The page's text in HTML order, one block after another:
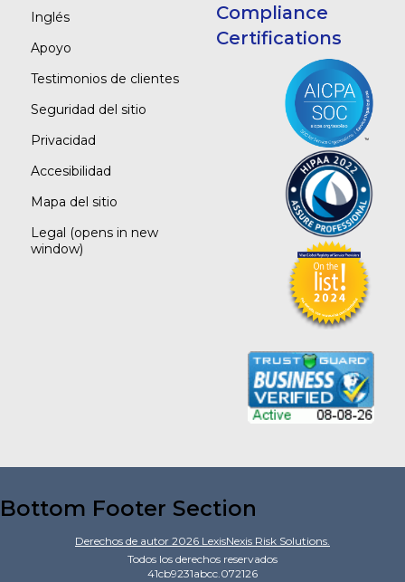
Inglés
Apoyo
Testimonios de clientes
Seguridad del sitio
Privacidad
Accesibilidad
Mapa del sitio
Legal (opens in new
window)
Compliance
Certifications
Bottom Footer Section
Derechos de autor 2026 LexisNexis Risk Solutions.
Todos los derechos reservados
41cb9231abcc.072126